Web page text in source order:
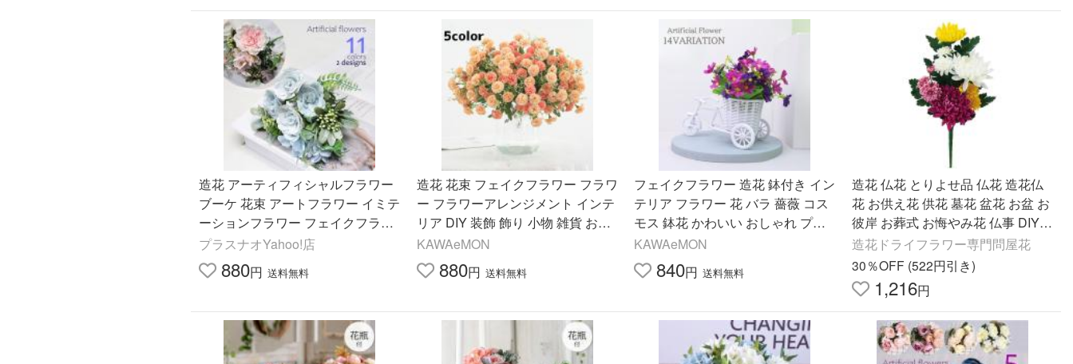
造花 アーティフィシャルフラワー
ブーケ 花束 アートフラワー イミテ
ーションフラワー フェイクフラワ
ー ホワイト ピンク ブルー インテ
リア雑貨 装
プラスナオYahoo!店
880円 送料無料
造花 花束 フェイクフラワー フラワ
ー フラワーアレンジメント インテ
リア DIY 装飾 飾り 小物 雑貨 おし
ゃれ かわいい 華やか
KAWAeMON
880円 送料無料
フェイクフラワー 造花 鉢付き イン
テリア フラワー 花 バラ 薔薇 コス
モス 鉢花 かわいい おしゃれ プラ
ンター 自転車 植木鉢 鉢カバー
KAWAeMON
840円 送料無料
造花 仏花 とりよせ品 仏花 造花仏
花 お供え花 供花 墓花 盆花 お盆 お
彼岸 お葬式 お悔やみ花 仏事 DIY
アスカ ASCA アスカ商会
造花ドライフラワー専門問屋花
30％OFF (522円引き)
1,216円